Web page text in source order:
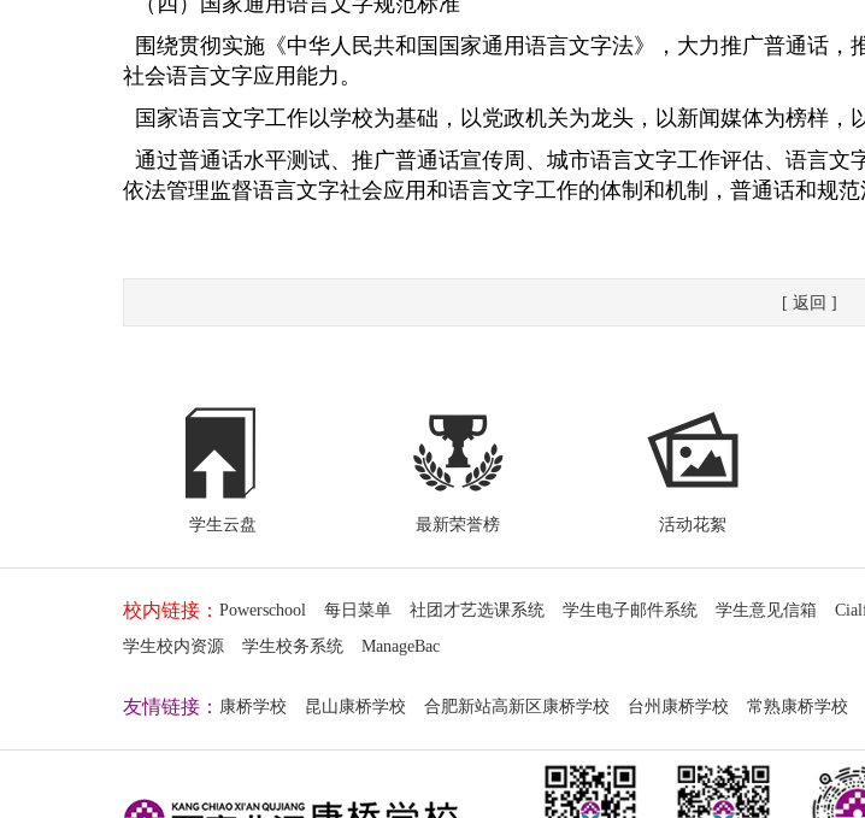
围绕贯彻实施《中华人民共和国国家通用语言文字法》，大力推广普通话
社会语言文字应用能力。
国家语言文字工作以学校为基础，以党政机关为龙头，以新闻媒体为榜样，
通过普通话水平测试、推广普通话宣传周、城市语言文字工作评估、语言
依法管理监督语言文字社会应用和语言文字工作的体制和机制，普通话和规范
[ 返回 ]
学生云盘 最新荣誉榜 活动花絮
校内链接： Powerschool 每日菜单 社团才艺选课系统 学生电子邮件系统 学生意见信箱
学生校内资源
学生校务系统 ManageBac
友情链接： 康桥学校 昆山康桥学校 合肥新站高新区康桥学校 台州康桥学校 常熟康桥学校